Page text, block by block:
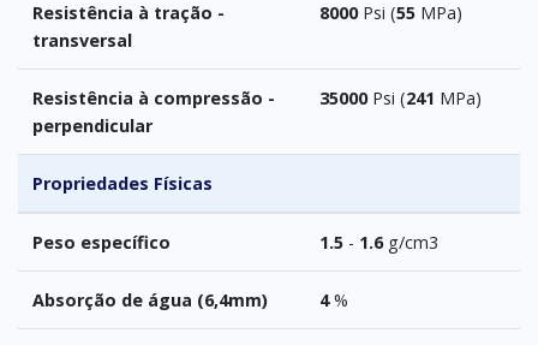
Resistência à tração -
transversal
8000Psi (55 MPa)
Resistência à compressão -
perpendicular
35000Psi (241 MPa)
Propriedades Físicas
Peso específico 1.5 - 1.6g/cm3
Absorção de água (6,4mm) 4%